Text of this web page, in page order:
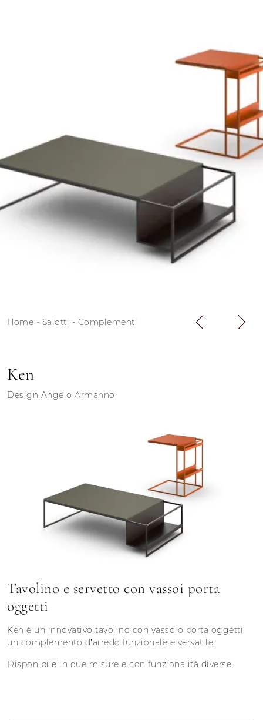
Home - Salotti - Complementi
Ken
Design Angelo Armanno
Tavolino e servetto con vassoi porta
oggetti
Ken è un innovativo tavolino con vassoio porta oggetti,
un complemento d’arredo funzionale e versatile.
Disponibile in due misure e con funzionalità diverse.